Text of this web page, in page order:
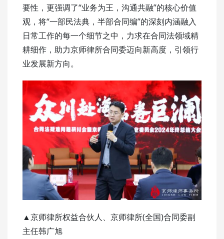
要性，更强调了“业务为王，沟通共融”的核心价值
观，将“一部民法典，半部合同编”的深刻内涵融入
日常工作的每一个细节之中，力求在合同法领域精
耕细作，助力京师律所合同委迈向新高度，引领行
业发展新方向。
▲京师律所权益合伙人、京师律所(全国)合同委副
主任韩广旭